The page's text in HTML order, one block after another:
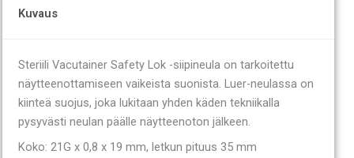
Kuvaus
Steriili Vacutainer Safety Lok -siipineula on tarkoitettu
näytteenottamiseen vaikeista suonista. Luer-neulassa on
kiinteä suojus, joka lukitaan yhden käden tekniikalla
pysyvästi neulan päälle näytteenoton jälkeen.
Koko: 21G x 0,8 x 19 mm, letkun pituus 35 mm